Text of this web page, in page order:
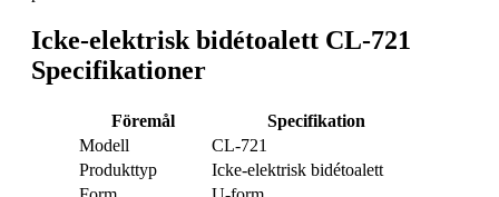
Icke-elektrisk bidétoalett CL-721
Specifikationer
Föremål
Specifikation
Modell
CL-721
Produkttyp
Icke-elektrisk bidétoalett